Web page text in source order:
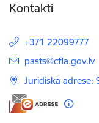
Kontakti
+371 22099777
E-pasts:
pasts@cfla.gov.lv
Juridiskā adrese: